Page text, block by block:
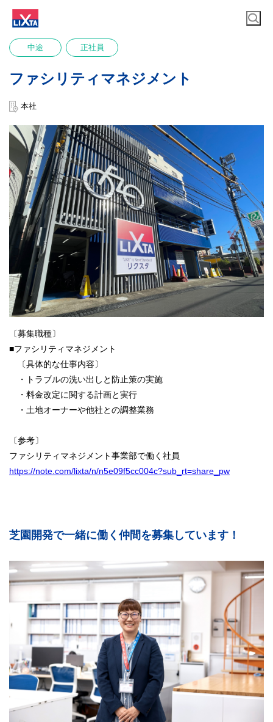
中途 正社員
ファシリティマネジメント
本社
〔募集職種〕
■ファシリティマネジメント
〔具体的な仕事内容〕
・トラブルの洗い出しと防止策の実施
・料金改定に関する計画と実行
・土地オーナーや他社との調整業務
〔参考〕
ファシリティマネジメント事業部で働く社員
https://note.com/lixta/n/n5e09f5cc004c?sub_rt=share_pw
芝園開発で一緒に働く仲間を募集しています！